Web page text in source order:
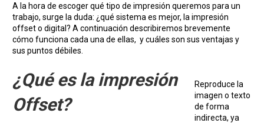
A la hora de escoger qué tipo de impresión queremos para un
trabajo, surge la duda: ¿qué sistema es mejor, la impresión
offset o digital? A continuación describiremos brevemente
cómo funciona cada una de ellas, y cuáles son sus ventajas y
sus puntos débiles.
¿Qué es la impresión
Offset?
Reproduce la
imagen o texto
de forma
indirecta, ya